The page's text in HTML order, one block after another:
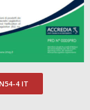
4 IT